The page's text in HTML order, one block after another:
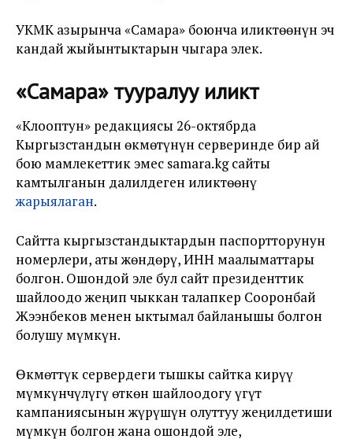
УКМК азырынча «Самара» боюнча иликтөөнүн эч
кандай жыйынтыктарын чыгара элек.
«Самара» тууралуу иликтөө
«Клооптун» редакциясы 26-октябрда
Кыргызстандын өкмөтүнүн серверинде бир ай
бою мамлекеттик эмес samara.kg сайты
камтылганын далилдеген иликтөөнү
жарыялаган.
Сайтта кыргызстандыктардын паспортторунун
номерлери, аты жөндөрү, ИНН маалыматтары
болгон. Ошондой эле бул сайт президенттик
шайлоодо жеңип чыккан талапкер Сооронбай
Жээнбеков менен ыктымал байланышы болгон
болушу мүмкүн.
Өкмөттүк сервердеги тышкы сайтка кирүү
мүмкүнчүлүгү өткөн шайлоодогу үгүт
кампаниясынын жүрүшүн олуттуу жеңилдетиши
мүмкүн болгон жана ошондой эле,